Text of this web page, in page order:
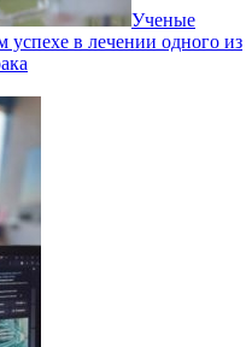
Ученые
в лечении одного из